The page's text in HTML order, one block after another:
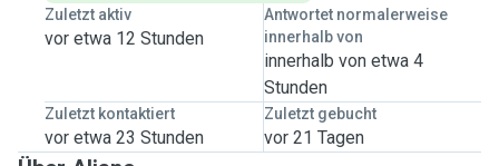
Zuletzt aktiv
vor etwa 12 Stunden
Antwortet normalerweise
innerhalb von
innerhalb von etwa 4
Stunden
Zuletzt kontaktiert
vor etwa 23 Stunden
Zuletzt gebucht
vor 21 Tagen